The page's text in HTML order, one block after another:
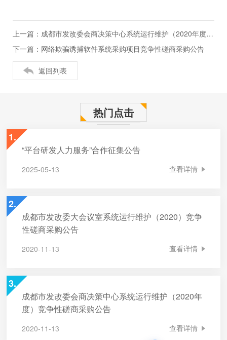
上一篇：成都市发改委会商决策中心系统运行维护（2020年度）竞争性磋商采购公告
下一篇：网络欺骗诱捕软件系统采购项目竞争性磋商采购公告
返回列表
热门点击
1.
“平台研发人力服务”合作征集公告
2025-05-13 查看详情
2.
成都市发改委大会议室系统运行维护（2020）竞争
性磋商采购公告
2020-11-13 查看详情
3.
成都市发改委会商决策中心系统运行维护（2020年
度）竞争性磋商采购公告
2020-11-13 查看详情